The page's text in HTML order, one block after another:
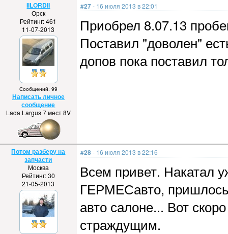
IILORDII
Орск
Рейтинг: 461
11-07-2013
Сообщений: 99
Написать личное
сообщение
Lada Largus 7 мест 8V
#27- 16 июля 2013 в 22:01
Приобрел 8.07.13
Поставил "доволен"
допов пока поставил
Потом разберу на
запчасти
Москва
Рейтинг: 30
21-05-2013
#28- 16 июля 2013 в 22:16
Всем привет. Накатал
ГЕРМЕСавто, пришлось
авто салоне... Вот
страждущим.